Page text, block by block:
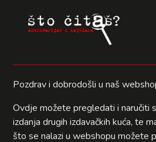
Pozdrav i dobrodošli u naš
Ovdje možete pregledati i naručiti
izdanja drugih izdavačkih kuća, te
što se nalazi u webshopu možete